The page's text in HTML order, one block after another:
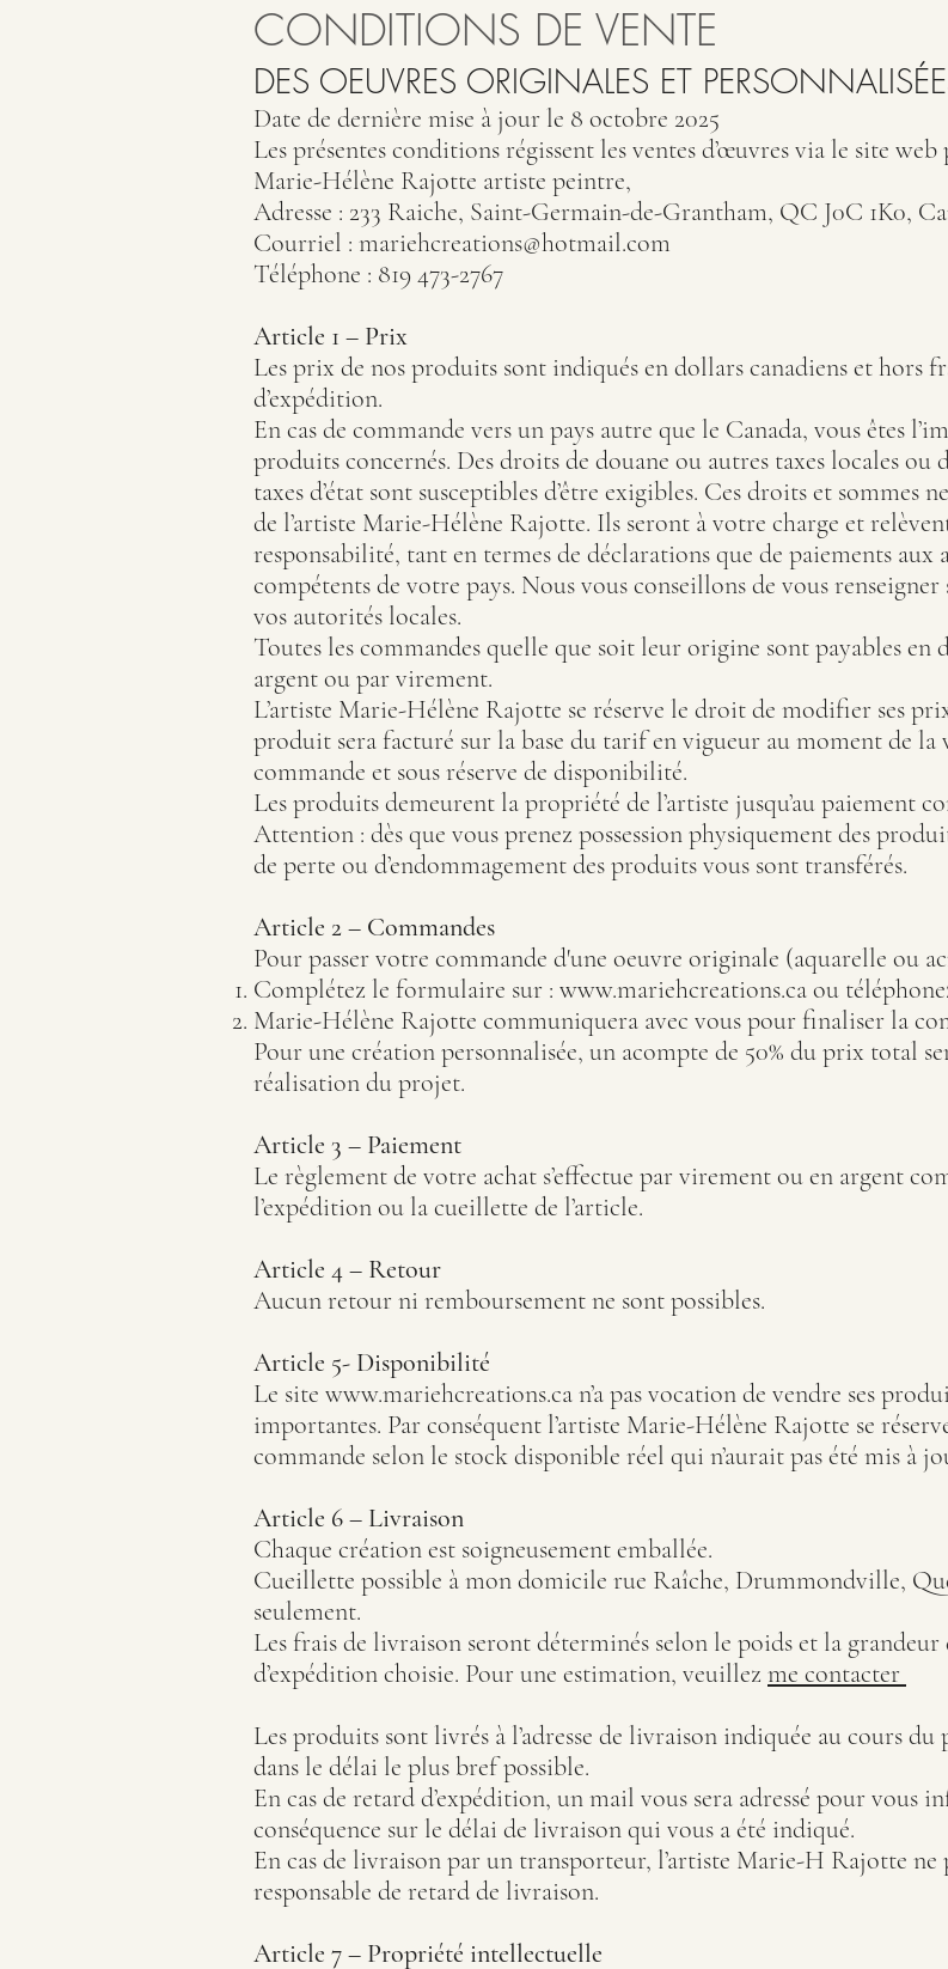
CONDITIONS DE VENTE
DES OEUVRES ORIGINALES ET
Date de dernière mise à jour le 8 octobre 2025
Les présentes conditions régissent les ventes d’œuvres via le site
Marie-Hélène Rajotte artiste peintre,
Adresse : 233 Raiche, Saint-Germain-de-Grantham, QC J0C 1K0,
Courriel : mariehcreations@hotmail.com
Téléphone : 819 473-2767
Article 1 – Prix
Les prix de nos produits sont indiqués en dollars canadiens et hors
d’expédition.
En cas de commande vers un pays autre que le Canada, vous êtes
produits concernés. Des droits de douane ou autres taxes locales
taxes d’état sont susceptibles d’être exigibles. Ces droits et sommes
de l’artiste Marie-Hélène Rajotte. Ils seront à votre charge et
responsabilité, tant en termes de déclarations que de paiements aux
compétents de votre pays. Nous vous conseillons de vous renseigner
vos autorités locales.
Toutes les commandes quelle que soit leur origine sont payables en
argent ou par virement.
L’artiste Marie-Hélène Rajotte se réserve le droit de modifier ses
produit sera facturé sur la base du tarif en vigueur au moment de la
commande et sous réserve de disponibilité.
Les produits demeurent la propriété de l’artiste jusqu’au paiement
Attention : dès que vous prenez possession physiquement des
de perte ou d’endommagement des produits vous sont transférés.
Article 2 – Commandes
Pour passer votre commande d'une oeuvre originale (aquarelle ou
Complétez le formulaire sur : www.mariehcreations.caou
Marie-Hélène Rajotte communiquera avec vous pour finaliser la
Pour une création personnalisée, un acompte de 50% du prix total
réalisation du projet.
Article 3 – Paiement
Le règlement de votre achat s’effectue par virement ou en argent
l’expédition ou la cueillette de l’article.
Article 4 – Retour
Aucun retour ni remboursement ne sont possibles.
Article 5- Disponibilité
Le site www.mariehcreations.can’a pas vocation de vendre ses
importantes. Par conséquent l’artiste Marie-Hélène Rajotte se
commande selon le stock disponible réel qui n’aurait pas été mis à
Article 6 – Livraison
Chaque création est soigneusement emballée.
Cueillette possible à mon domicile rue Raîche, Drummondville,
seulement.
Les frais de livraison seront déterminés selon le poids et la grandeur
d’expédition choisie. Pour une estimation, veuillez me contacter
Les produits sont livrés à l’adresse de livraison indiquée au cours du
dans le délai le plus bref possible.
En cas de retard d’expédition, un mail vous sera adressé pour vous
conséquence sur le délai de livraison qui vous a été indiqué.
En cas de livraison par un transporteur, l’artiste Marie-H Rajotte
responsable de retard de livraison.
Article 7 – Propriété intellectuelle